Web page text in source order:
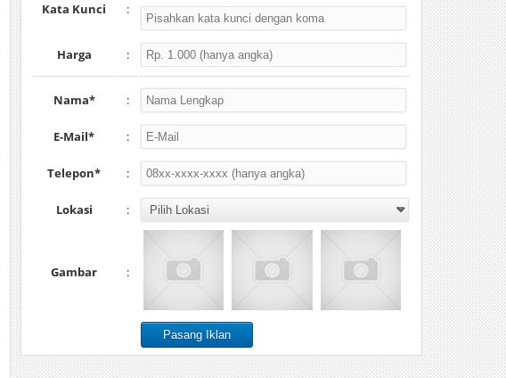
Kata Kunci :
Harga :
Nama* :
E-Mail* :
Telepon* :
Lokasi :
Gambar :